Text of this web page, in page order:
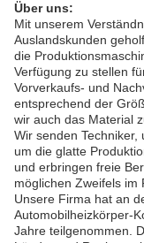
Über uns:
Mit unserem
Auslandskunden
die
Verfügung zu stellen
Vorverkaufs- und
entsprechend der
wir auch das Material
Wir senden
um die glatte
und erbringen freie
möglichen Zweifels im
Unsere Firma hat an
Automobilheizkörper-
Jahre teilgenommen.